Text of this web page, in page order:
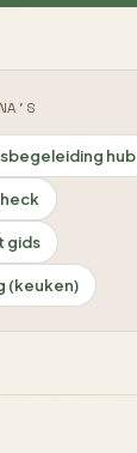
hub
gids
(keuken)